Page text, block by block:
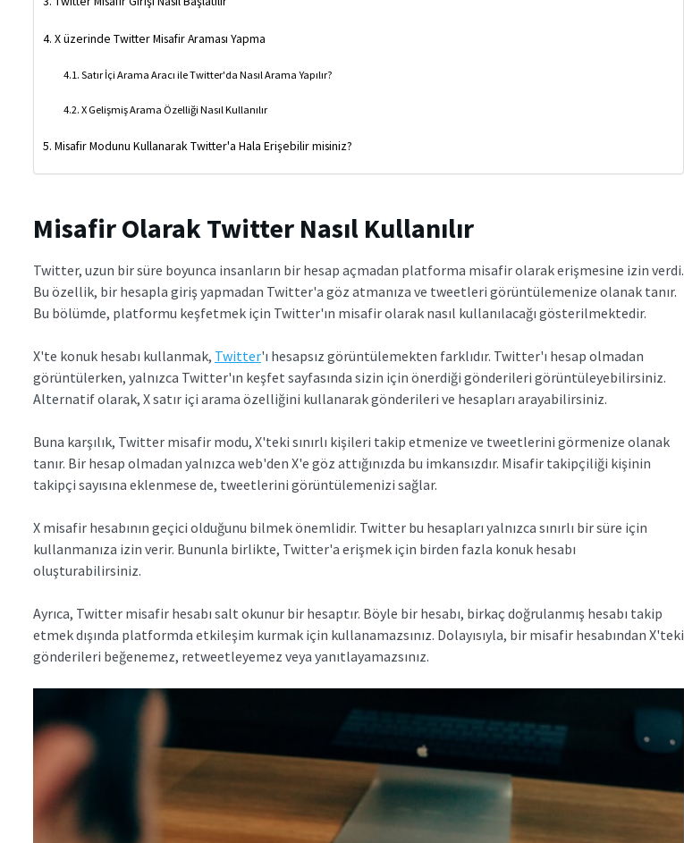
X üzerinde Twitter Misafir Araması Yapma
Satır İçi Arama Aracı ile Twitter'da Nasıl Arama Yapılır?
X Gelişmiş Arama Özelliği Nasıl Kullanılır
Misafir Modunu Kullanarak Twitter'a Hala Erişebilir misiniz?
Misafir Olarak Twitter Nasıl Kullanılır
Twitter, uzun bir süre boyunca insanların bir hesap açmadan platforma misafir olarak erişmesine izin verdi.
Bu özellik, bir hesapla giriş yapmadan Twitter'a göz atmanıza ve tweetleri görüntülemenize olanak tanır.
Bu bölümde, platformu keşfetmek için Twitter'ın misafir olarak nasıl kullanılacağı gösterilmektedir.
X'te konuk hesabı kullanmak, Twitter'ı hesapsız görüntülemekten farklıdır. Twitter'ı hesap olmadan
görüntülerken, yalnızca Twitter'ın keşfet sayfasında sizin için önerdiği gönderileri görüntüleyebilirsiniz.
Alternatif olarak, X satır içi arama özelliğini kullanarak gönderileri ve hesapları arayabilirsiniz.
Buna karşılık, Twitter misafir modu, X'teki sınırlı kişileri takip etmenize ve tweetlerini görmenize olanak
tanır. Bir hesap olmadan yalnızca web'den X'e göz attığınızda bu imkansızdır. Misafir takipçiliği kişinin
takipçi sayısına eklenmese de, tweetlerini görüntülemenizi sağlar.
X misafir hesabının geçici olduğunu bilmek önemlidir. Twitter bu hesapları yalnızca sınırlı bir süre için
kullanmanıza izin verir. Bununla birlikte, Twitter'a erişmek için birden fazla konuk hesabı
oluşturabilirsiniz.
Ayrıca, Twitter misafir hesabı salt okunur bir hesaptır. Böyle bir hesabı, birkaç doğrulanmış hesabı takip
etmek dışında platformda etkileşim kurmak için kullanamazsınız. Dolayısıyla, bir misafir hesabından X'teki
gönderileri beğenemez, retweetleyemez veya yanıtlayamazsınız.